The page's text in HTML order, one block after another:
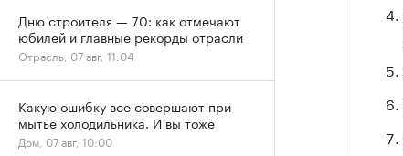
Дню строителя — 70: как отмечают
юбилей и главные рекорды отрасли
Отрасль, 07 авг, 11:04
Какую ошибку все совершают при
мытье холодильника. И вы тоже
Дом, 07 авг, 10:00